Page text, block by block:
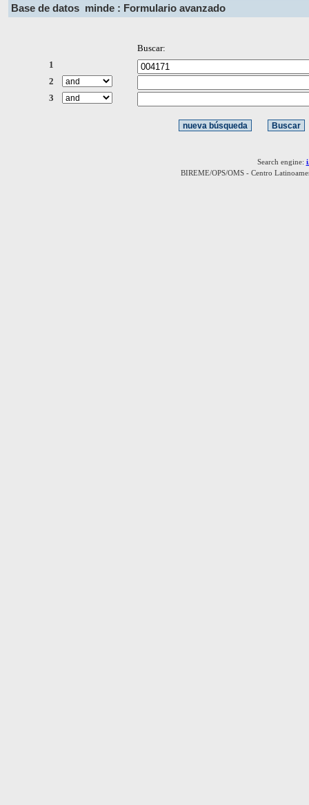
Base de datos minde : Formulario avanzado
Buscar:
1
2
3
Search engine:
BIREME/OPS/OMS - Centro